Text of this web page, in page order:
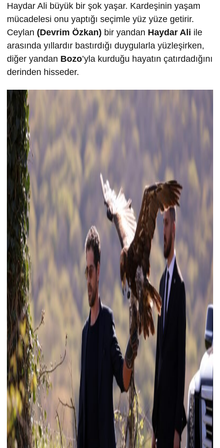
Haydar Ali büyük bir şok yaşar. Kardeşinin yaşam
mücadelesi onu yaptığı seçimle yüz yüze getirir.
Ceylan (Devrim Özkan) bir yandan Haydar Ali ile
arasında yıllardır bastırdığı duygularla yüzleşirken,
diğer yandan Bozo’yla kurduğu hayatın çatırdadığını
derinden hisseder.